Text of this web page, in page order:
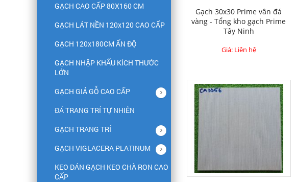
Gạch 30x30 Prime vân đá
vàng - Tổng kho gạch Prime
Tây Ninh
Giá: Liên hệ
GẠCH CAO CẤP 80X160 CM
GẠCH LÁT NỀN 120x120 CAO CẤP
GẠCH 120x180CM ẤN ĐỘ
GẠCH NHẬP KHẨU KÍCH THƯỚC
LỚN
GẠCH GIẢ GỖ CAO CẤP
ĐÁ TRANG TRÍ TỰ NHIÊN
GẠCH TRANG TRÍ
GẠCH VIGLACERA PLATINUM
KEO DÁN GẠCH KEO CHÀ RON CAO
CẤP